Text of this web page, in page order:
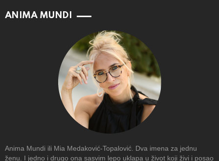
ANIMA MUNDI
Anima Mundi ili Mia Medaković-Topalović. Dva imena za jednu
ženu. I jedno i drugo ona sasvim lepo uklapa u život koji živi i posao